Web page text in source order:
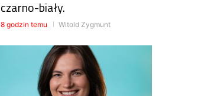
czarno-biały.
8 godzin temu Witold Zygmunt